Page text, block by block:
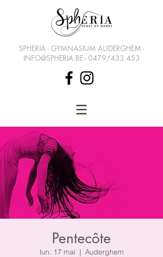
SPHERIA - GYMNASIUM AUDERGHEM -
INFO@SPHERIA.BE- 0479/433.453
Pentecôte
lun. 17 mai
  |
Auderghem